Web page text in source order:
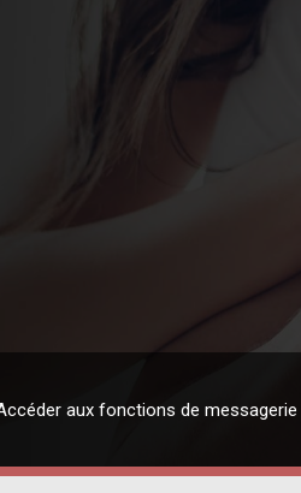
aux fonctions de messagerie